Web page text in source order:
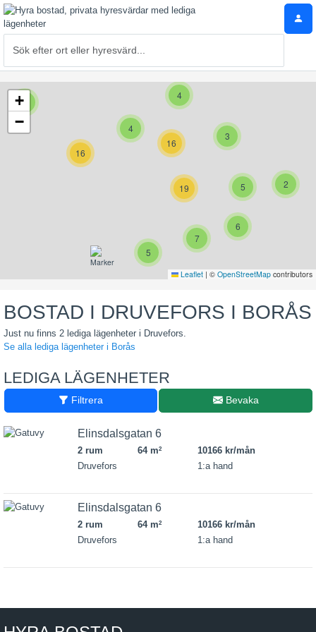
4
16
3
2
3
4
16
5
19
6
7
5
+
−
Leaflet | © OpenStreetMap contributors
BOSTAD I DRUVEFORS I BORÅS
Just nu finns 2 lediga lägenheter i Druvefors.
Se alla lediga lägenheter i Borås
LEDIGA LÄGENHETER
Filtrera Bevaka
Elinsdalsgatan 6
2 rum 64 m2
10166 kr/mån
Druvefors
1:a hand
Elinsdalsgatan 6
2 rum 64 m2
10166 kr/mån
Druvefors
1:a hand